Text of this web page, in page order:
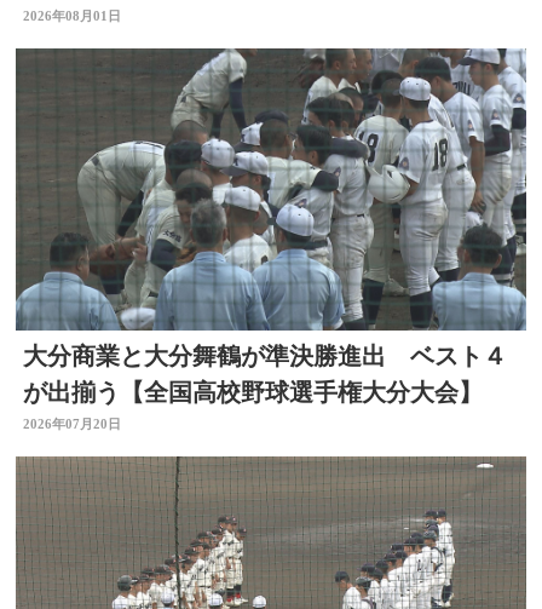
2026年08月01日
大分商業と大分舞鶴が準決勝進出 ベスト４
が出揃う【全国高校野球選手権大分大会】
2026年07月20日